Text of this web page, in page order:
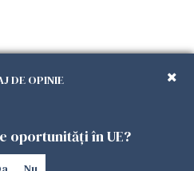
Contact
Declarație de
DE OPINIE
oportunități în UE?